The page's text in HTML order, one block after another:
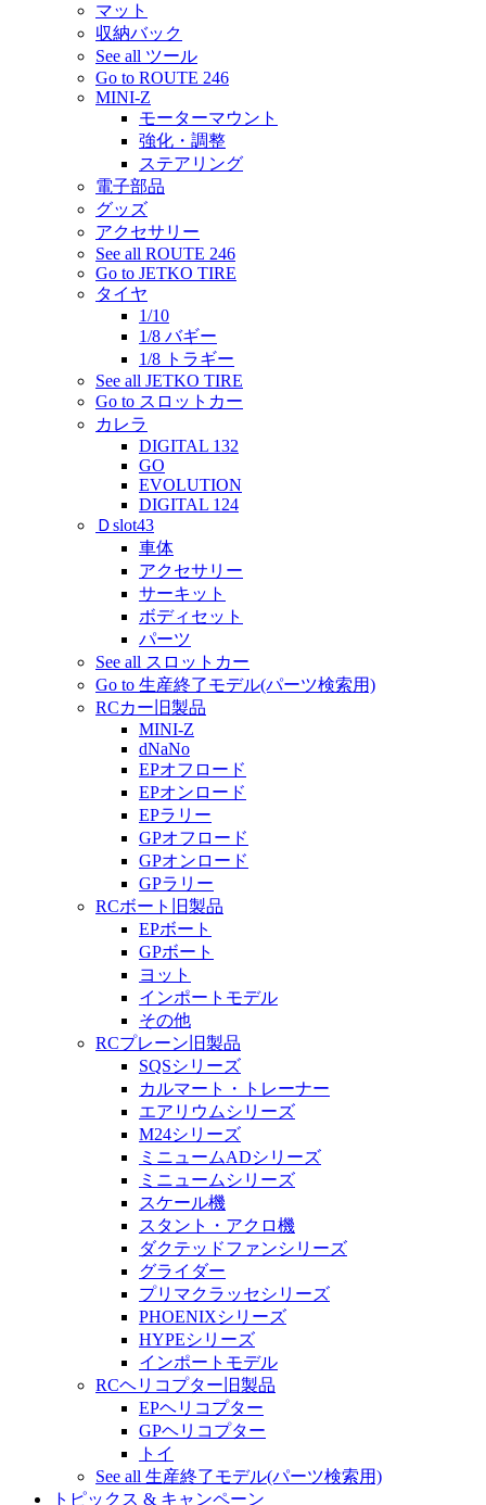
マット
収納バック
See all ツール
Go to ROUTE 246
MINI-Z
モーターマウント
強化・調整
ステアリング
電子部品
グッズ
アクセサリー
See all ROUTE 246
Go to JETKO TIRE
タイヤ
1/10
1/8 バギー
1/8 トラギー
See all JETKO TIRE
Go to スロットカー
カレラ
DIGITAL 132
GO
EVOLUTION
DIGITAL 124
Ｄslot43
車体
アクセサリー
サーキット
ボディセット
パーツ
See all スロットカー
Go to 生産終了モデル(パーツ検索用)
RCカー旧製品
MINI-Z
dNaNo
EPオフロード
EPオンロード
EPラリー
GPオフロード
GPオンロード
GPラリー
RCボート旧製品
EPボート
GPボート
ヨット
インポートモデル
その他
RCプレーン旧製品
SQSシリーズ
カルマート・トレーナー
エアリウムシリーズ
M24シリーズ
ミニュームADシリーズ
ミニュームシリーズ
スケール機
スタント・アクロ機
ダクテッドファンシリーズ
グライダー
プリマクラッセシリーズ
PHOENIXシリーズ
HYPEシリーズ
インポートモデル
RCヘリコプター旧製品
EPヘリコプター
GPヘリコプター
トイ
See all 生産終了モデル(パーツ検索用)
トピックス & キャンペーン